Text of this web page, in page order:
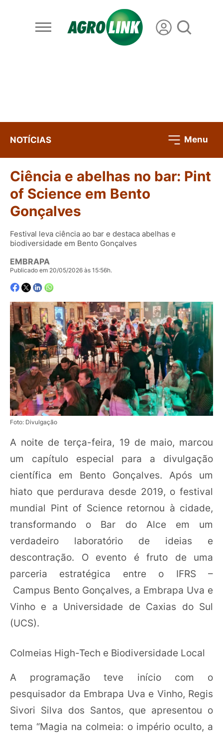
NOTÍCIAS Menu
Ciência e abelhas no bar: Pint
of Science em Bento
Gonçalves
Festival leva ciência ao bar e destaca abelhas e
biodiversidade em Bento Gonçalves
EMBRAPA
Publicado em 20/05/2026 às 15:56h.
Foto: Divulgação
A noite de terça-feira, 19 de maio, marcou
um capítulo especial para a divulgação
científica em Bento Gonçalves. Após um
hiato que perdurava desde 2019, o festival
mundial Pint of Science retornou à cidade,
transformando o Bar do Alce em um
verdadeiro laboratório de ideias e
descontração. O evento é fruto de uma
parceria estratégica entre o IFRS –
Campus Bento Gonçalves, a Embrapa Uva e
Vinho e a Universidade de Caxias do Sul
(UCS).
Colmeias High-Tech e Biodiversidade Local
A programação teve início com o
pesquisador da Embrapa Uva e Vinho, Regis
Sivori Silva dos Santos, que apresentou o
tema “Magia na colmeia: o império oculto, a